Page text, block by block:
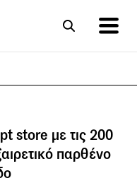
store με τις 200
παρθένο